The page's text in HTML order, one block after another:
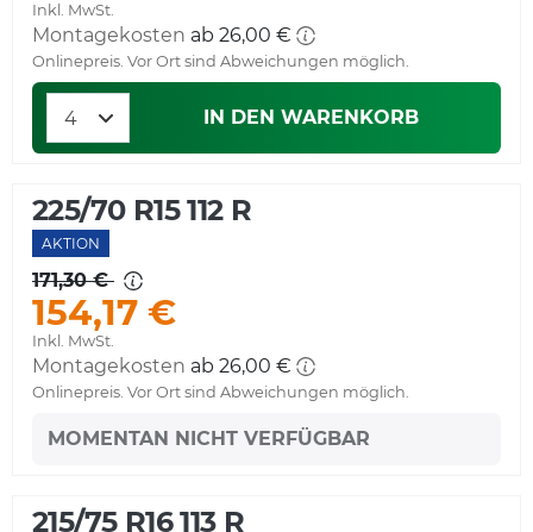
Inkl. MwSt.
Montagekosten ab 26,00 €
Onlinepreis. Vor Ort sind Abweichungen möglich.
IN DEN WARENKORB
225/70 R15 112 R
AKTION
171,30 €
154,17 €
Inkl. MwSt.
Montagekosten ab 26,00 €
Onlinepreis. Vor Ort sind Abweichungen möglich.
MOMENTAN NICHT VERFÜGBAR
215/75 R16 113 R